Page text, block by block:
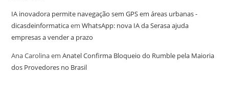
IA inovadora permite navegação sem GPS em áreas urbanas -
dicasdeinformaticaemWhatsApp: nova IA da Serasa ajuda
empresas a vender a prazo
Ana CarolinaemAnatel Confirma Bloqueio do Rumble pela Maioria
dos Provedores no Brasil